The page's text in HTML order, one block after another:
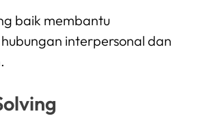
baik membantu
interpersonal dan